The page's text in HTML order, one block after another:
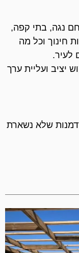
נגה, בתי קפה,
חינוך וכל מה
לעיר.
יציב ועליית ערך
שלא נשארת